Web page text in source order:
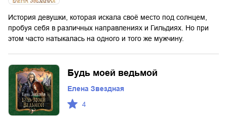
История девушки, которая искала своё место под солнцем,
пробуя себя в различных направлениях и Гильдиях. Но при
этом часто натыкалась на одного и того же мужчину.
Будь моей ведьмой
Елена Звездная
4